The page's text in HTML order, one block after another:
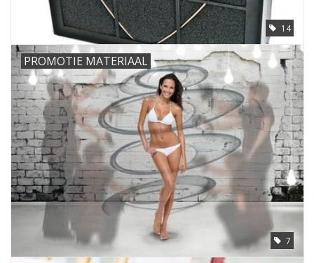
14
PROMOTIE MATERIAAL
7